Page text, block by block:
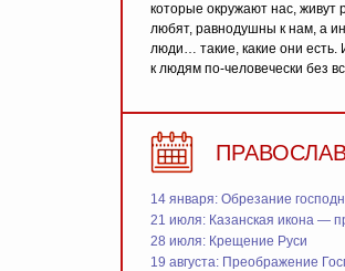
которые окружают нас, живут
любят, равнодушны к нам, а
люди… такие, какие они есть.
к людям по-человечески без
14 января: Обрезание
21 июля: Казанская икона —
28 июля: Крещение Руси
19 августа: Преображение